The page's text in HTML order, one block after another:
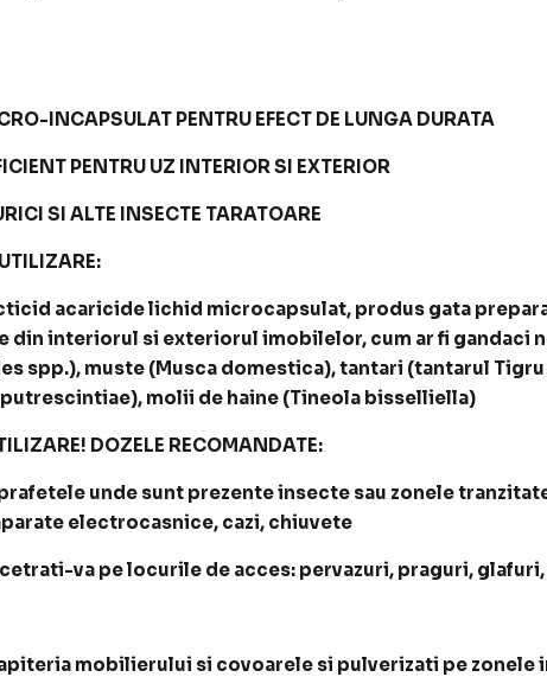
INCAPSULAT PENTRU EFECT DE LUNGA DURATA
PENTRU UZ INTERIOR SI EXTERIOR
SI ALTE INSECTE TARATOARE
acaricide lichid microcapsulat, produs gata
din interiorul si exteriorul imobilelor, cum ar fi gandaci
spp.), muste (Musca domestica), tantari (tantarul
molii de haine (Tineola bisselliella)
DOZELE RECOMANDATE:
unde sunt prezente insecte sau zonele
electrocasnice, cazi, chiuvete
va pe locurile de acces: pervazuri, praguri,
mobilierului si covoarele si pulverizati pe zonele